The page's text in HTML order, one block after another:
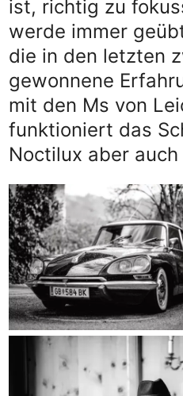
ist, richtig zu
werde immer
die in den letzten
gewonnene
mit den Ms von
funktioniert das
Noctilux aber